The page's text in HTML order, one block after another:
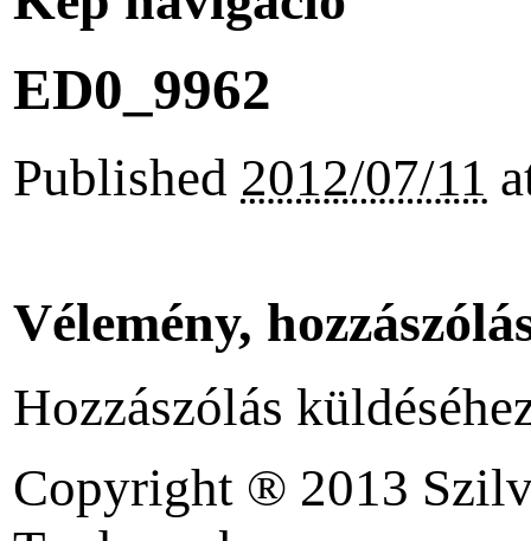
ED0_9962
Published 2012/07/11
Vélemény,
Hozzászólás
Copyright ® 2013